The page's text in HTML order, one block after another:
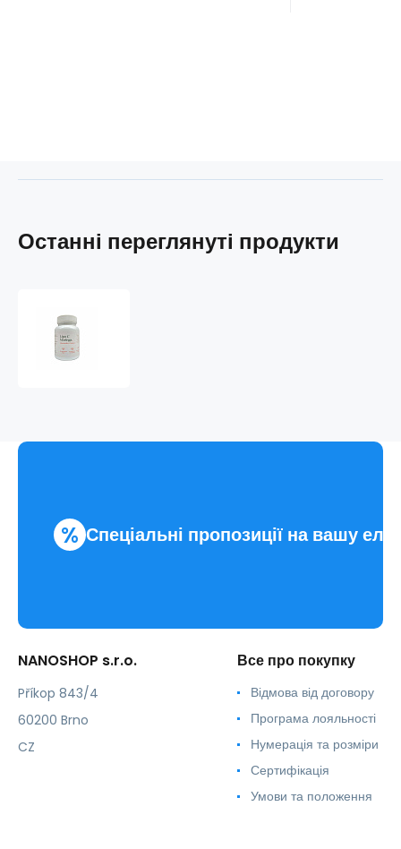
Останні переглянуті продукти
% Спеціальні пропозиції на вашу
NANOSHOP s.r.o.
Příkop 843/4
60200 Brno
CZ
Все про покупку
Відмова від договору
Програма лояльності
Нумерація та розміри
Сертифікація
Умови та положення